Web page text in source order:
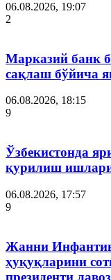
06.08.2026, 19:07
2
Марказий банк
сақлаш бўйича
06.08.2026, 18:15
9
Ўзбекистонда
қурилиш
06.08.2026, 17:57
9
Жанни
ҳуқуқларини
президенти